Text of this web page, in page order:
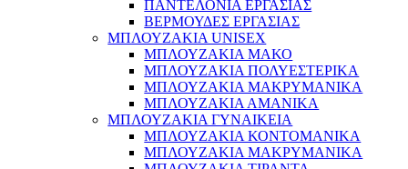
ΠΑΝΤΕΛΟΝΙΑ ΕΡΓΑΣΙΑΣ
ΒΕΡΜΟΥΔΕΣ ΕΡΓΑΣΙΑΣ
ΜΠΛΟΥΖΑΚΙΑ UNISEX
ΜΠΛΟΥΖΑΚΙΑ ΜΑΚΟ
ΜΠΛΟΥΖΑΚΙΑ ΠΟΛΥΕΣΤΕΡΙΚΑ
ΜΠΛΟΥΖΑΚΙΑ ΜΑΚΡΥΜΑΝΙΚΑ
ΜΠΛΟΥΖΑΚΙΑ ΑΜΑΝΙΚΑ
ΜΠΛΟΥΖΑΚΙΑ ΓΥΝΑΙΚΕΙΑ
ΜΠΛΟΥΖΑΚΙΑ ΚΟΝΤΟΜΑΝΙΚΑ
ΜΠΛΟΥΖΑΚΙΑ ΜΑΚΡΥΜΑΝΙΚΑ